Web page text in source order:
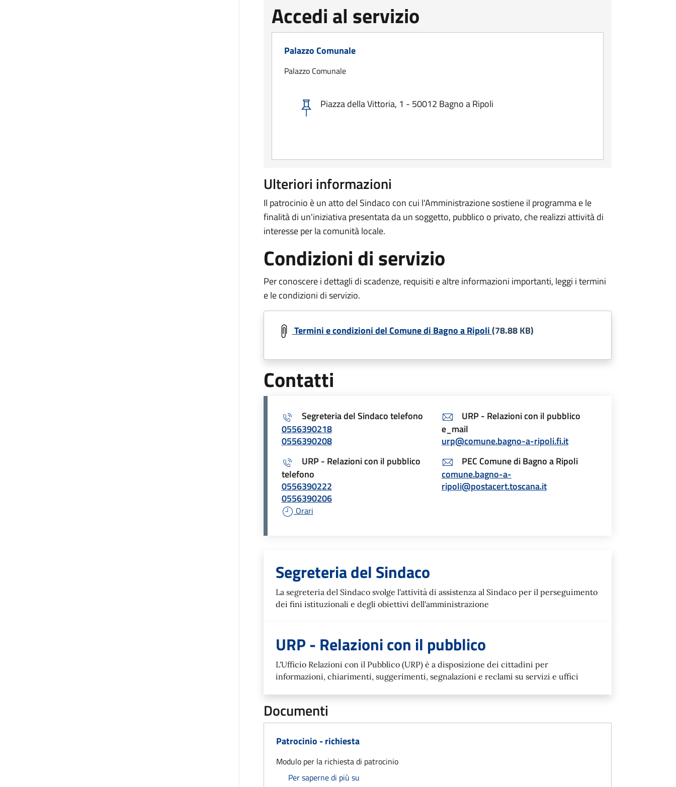
Accedi al servizio
Palazzo Comunale
Palazzo Comunale
Piazza della Vittoria, 1 - 50012 Bagno a Ripoli
Ulteriori informazioni
Il patrocinio è un atto del Sindaco con cui l'Amministrazione sostiene il programma e le
finalità di un'iniziativa presentata da un soggetto, pubblico o privato, che realizzi attività di
interesse per la comunità locale.
Condizioni di servizio
Per conoscere i dettagli di scadenze, requisiti e altre informazioni importanti, leggi i termini
e le condizioni di servizio.
Document
Termini e condizioni del Comune di Bagno a Ripoli(78.88 KB)
Contatti
Segreteria del Sindaco telefono
0556390218
0556390208
URP - Relazioni con il pubblico
e_mail
urp@comune.bagno-a-ripoli.fi.it
URP - Relazioni con il pubblico
telefono
0556390222
0556390206
Orari
PEC Comune di Bagno a Ripoli
comune.bagno-a-
ripoli@postacert.toscana.it
Unità organizzativa responsabile
Segreteria del Sindaco
La segreteria del Sindaco svolge l'attività di assistenza al Sindaco per il perseguimento
dei fini istituzionali e degli obiettivi dell'amministrazione
URP - Relazioni con il pubblico
L'Ufficio Relazioni con il Pubblico (URP) è a disposizione dei cittadini per
informazioni, chiarimenti, suggerimenti, segnalazioni e reclami su servizi e uffici
Documenti
Patrocinio - richiesta
Modulo per la richiesta di patrocinio
Per saperne di più suPatrocinio - richiesta